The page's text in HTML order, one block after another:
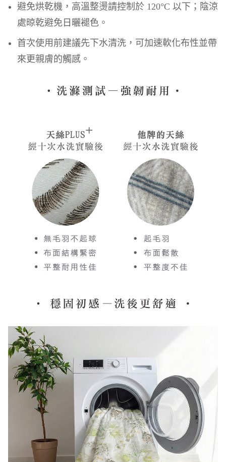
避免烘乾機，高溫整燙請控制於 120°C 以下；陰涼
處晾乾避免日曬褪色。
首次使用前建議先下水清洗，可加速軟化布性並帶
來更親膚的觸感。